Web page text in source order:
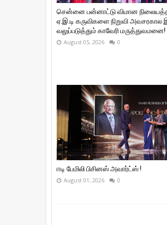
சென்னை பன்னாட்டு விமான
ஏ.இ.டி கருவிகளை நிறுவி
வலுப்படுத்தும் காவேரி மருத்துவமனை!
August 05, 2026 0
ஈடி பேமிலி பிசினஸ் அவார்ட்ஸ் !
August 01, 2026 0